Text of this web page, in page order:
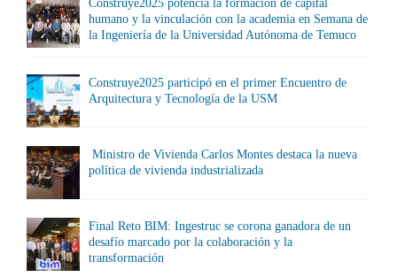
Construye2025 potencia la formación de capital
humano y la vinculación con la academia en Semana de
la Ingeniería de la Universidad Autónoma de Temuco
Construye2025 participó en el primer Encuentro de
Arquitectura y Tecnología de la USM
Ministro de Vivienda Carlos Montes destaca la nueva
política de vivienda industrializada
Final Reto BIM: Ingestruc se corona ganadora de un
desafío marcado por la colaboración y la
transformación